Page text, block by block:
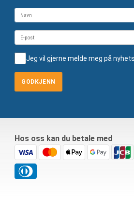
Jeg vil gjerne melde meg på
GODKJENN
Hos oss kan du betale med